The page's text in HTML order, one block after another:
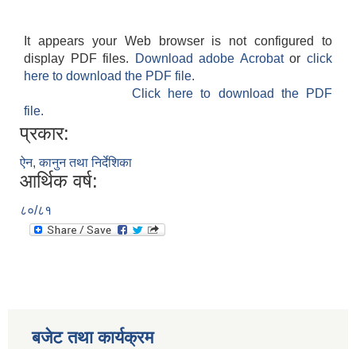
It appears your Web browser is not configured to
display PDF files.
Download adobe Acrobatorclick
here to download the PDF file.
Click here to download the PDF
file.
प्रकार:
ऐन, कानुन तथा निर्देशिका
आर्थिक वर्ष:
८०/८१
बजेट तथा कार्यक्रम